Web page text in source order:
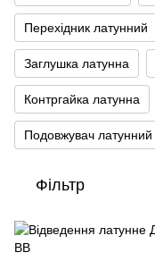
Перехідник латунний
Заглушка латунна
Контргайка латунна
Подовжувач латунний
Фільтр